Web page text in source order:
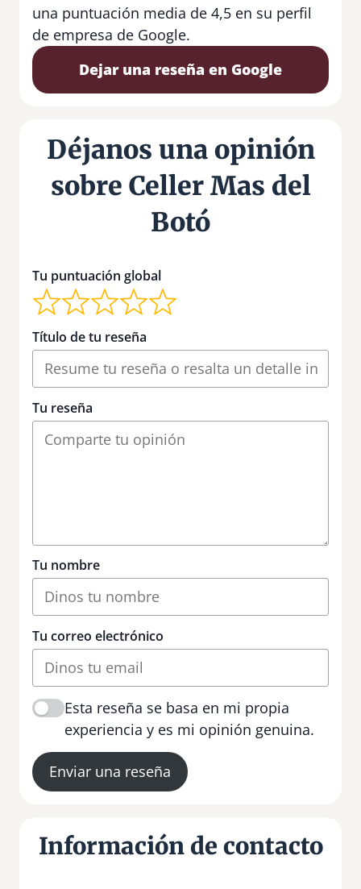
una puntuación media de 4,5 en su perfil
de empresa de Google.
Dejar una reseña en Google
Déjanos una opinión
sobre Celler Mas del
Botó
Tu puntuación global
Título de tu reseña
Tu reseña
Tu nombre
Tu correo electrónico
Esta reseña se basa en mi propia
experiencia y es mi opinión genuina.
Enviar una reseña
Información de contacto